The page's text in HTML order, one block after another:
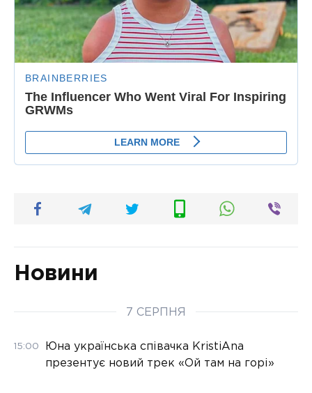
Новини
7 СЕРПНЯ
15:00
Юна українська співачка KristiAna
презентує новий трек «Ой там на горі»